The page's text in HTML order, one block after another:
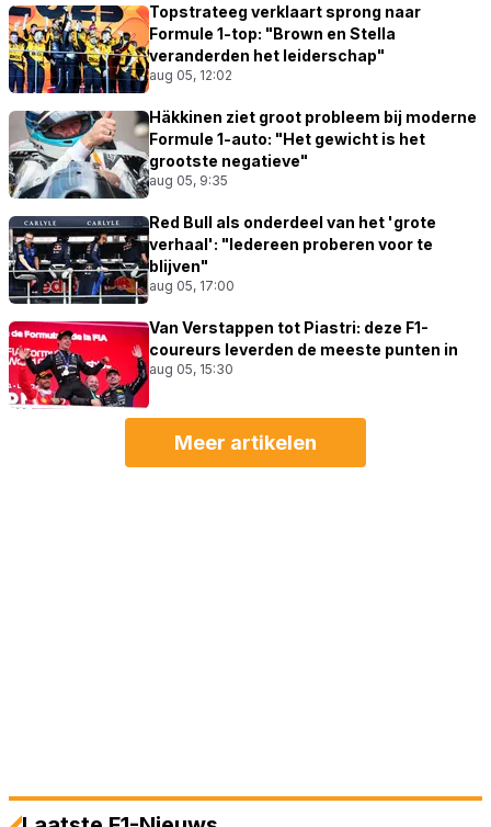
Topstrateeg verklaart sprong naar
Formule 1-top: "Brown en Stella
veranderden het leiderschap"
aug 05, 12:02
Häkkinen ziet groot probleem bij moderne
Formule 1-auto: "Het gewicht is het
grootste negatieve"
aug 05, 9:35
Red Bull als onderdeel van het 'grote
verhaal': "Iedereen proberen voor te
blijven"
aug 05, 17:00
Van Verstappen tot Piastri: deze F1-
coureurs leverden de meeste punten in
aug 05, 15:30
Meer artikelen